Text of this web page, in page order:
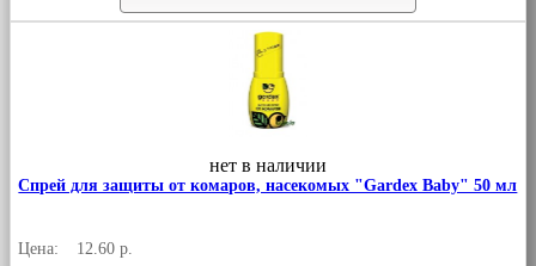
нет в наличии
Спрей для защиты от комаров, насекомых "Gardex Baby" 50 мл
Цена: 12.60 р.